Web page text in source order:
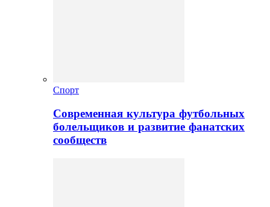
Спорт
Современная культура футбольных
болельщиков и развитие фанатских
сообществ